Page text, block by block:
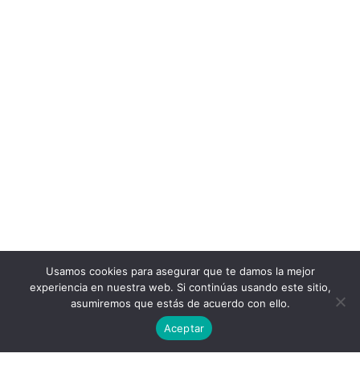
Usamos cookies para asegurar que te damos la mejor
experiencia en nuestra web. Si continúas usando este sitio,
asumiremos que estás de acuerdo con ello.
Aceptar